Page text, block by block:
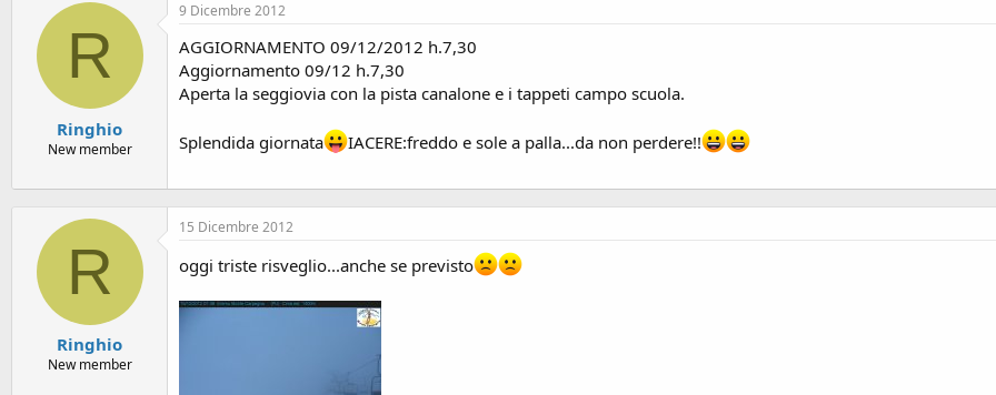
R
Ringhio
New member
9 Dicembre 2012
AGGIORNAMENTO 09/12/2012 h.7,30
Aggiornamento 09/12 h.7,30
Aperta la seggiovia con la pista canalone e i tappeti campo scuola.
Splendida giornata IACERE:freddo e sole a palla...da non perdere!!
R
Ringhio
New member
15 Dicembre 2012
oggi triste risveglio...anche se previsto